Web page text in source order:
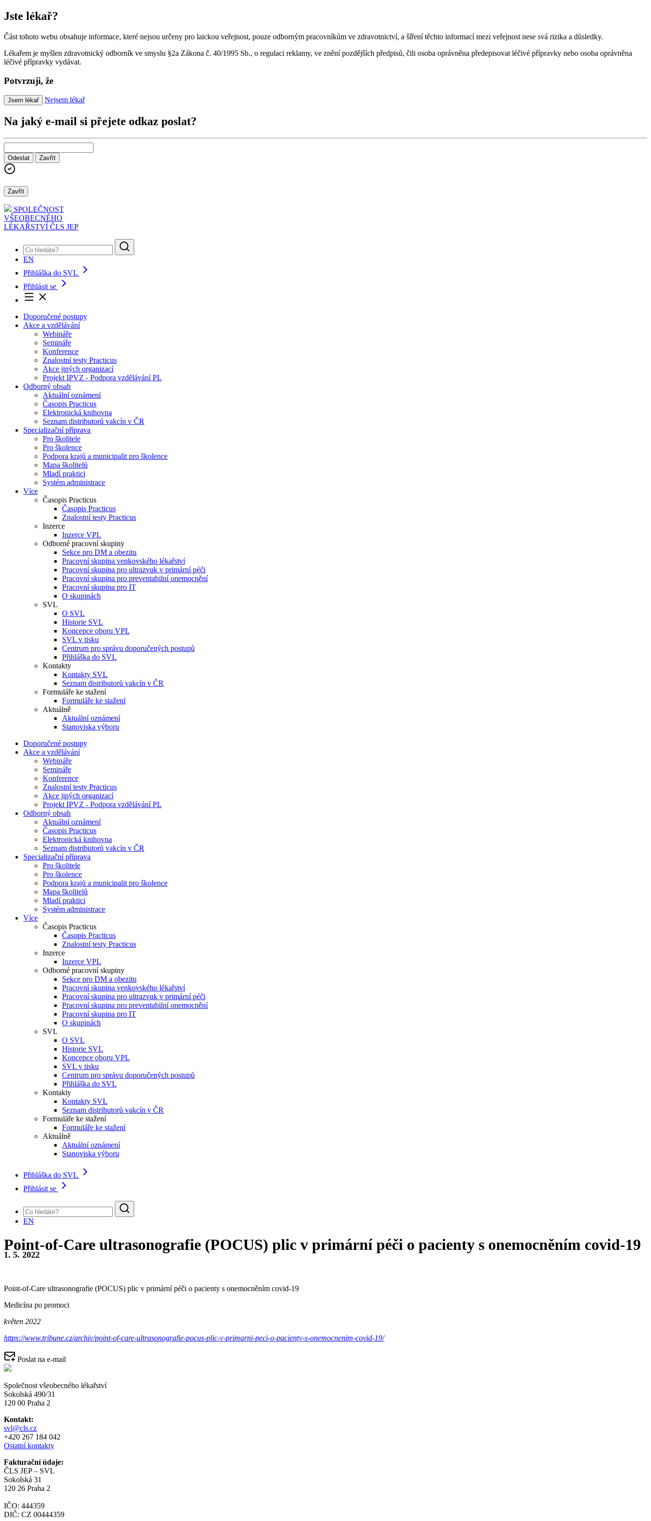
Jste lékař?
Část tohoto webu obsahuje informace, které nejsou určeny pro laickou veřejnost, pouze odborným pracovníkům ve zdravotnictví, a šíření těchto informací mezi veřejnost nese svá rizika a důsledky.
Lékařem je myšlen zdravotnický odborník ve smyslu §2a Zákona č. 40/1995 Sb., o regulaci reklamy, ve znění pozdějších předpisů, čili osoba oprávněna předepisovat léčivé přípravky nebo osoba oprávněna
léčivé přípravky vydávat.
Potvrzuji, že
Jsem lékař Nejsem lékař
Na jaký e-mail si přejete odkaz poslat?
Odeslat Zavřít
Zavřít
SPOLEČNOST
VŠEOBECNÉHO
LÉKAŘSTVÍ ČLS JEP
EN
Přihláška do SVL
Přihlásit se
Doporučené postupy
Akce a vzdělávání
Webináře
Semináře
Konference
Znalostní testy Practicus
Akce jiných organizací
Projekt IPVZ - Podpora vzdělávání PL
Odborný obsah
Aktuální oznámení
Časopis Practicus
Elektronická knihovna
Seznam distributorů vakcín v ČR
Specializační příprava
Pro školitele
Pro školence
Podpora krajů a municipalit pro školence
Mapa školitelů
Mladí praktici
Systém administrace
Více
Časopis Practicus
Časopis Practicus
Znalostní testy Practicus
Inzerce
Inzerce VPL
Odborné pracovní skupiny
Sekce pro DM a obezitu
Pracovní skupina venkovského lékařství
Pracovní skupina pro ultrazvuk v primární péči
Pracovní skupina pro preventabilní onemocnění
Pracovní skupina pro IT
O skupinách
SVL
O SVL
Historie SVL
Koncepce oboru VPL
SVL v tisku
Centrum pro správu doporučených postupů
Přihláška do SVL
Kontakty
Kontakty SVL
Seznam distributorů vakcín v ČR
Formuláře ke stažení
Formuláře ke stažení
Aktuálně
Aktuální oznámení
Stanoviska výboru
Doporučené postupy
Akce a vzdělávání
Webináře
Semináře
Konference
Znalostní testy Practicus
Akce jiných organizací
Projekt IPVZ - Podpora vzdělávání PL
Odborný obsah
Aktuální oznámení
Časopis Practicus
Elektronická knihovna
Seznam distributorů vakcín v ČR
Specializační příprava
Pro školitele
Pro školence
Podpora krajů a municipalit pro školence
Mapa školitelů
Mladí praktici
Systém administrace
Více
Časopis Practicus
Časopis Practicus
Znalostní testy Practicus
Inzerce
Inzerce VPL
Odborné pracovní skupiny
Sekce pro DM a obezitu
Pracovní skupina venkovského lékařství
Pracovní skupina pro ultrazvuk v primární péči
Pracovní skupina pro preventabilní onemocnění
Pracovní skupina pro IT
O skupinách
SVL
O SVL
Historie SVL
Koncepce oboru VPL
SVL v tisku
Centrum pro správu doporučených postupů
Přihláška do SVL
Kontakty
Kontakty SVL
Seznam distributorů vakcín v ČR
Formuláře ke stažení
Formuláře ke stažení
Aktuálně
Aktuální oznámení
Stanoviska výboru
Přihláška do SVL
Přihlásit se
EN
Point‑of‑Care ultrasonografie (POCUS) plic v primární péči o pacienty s onemocněním covid‑19
1. 5. 2022
Point‑of‑Care ultrasonografie (POCUS) plic v primární péči o pacienty s onemocněním covid‑19
Medicína po promoci
květen 2022
https://www.tribune.cz/archiv/point-of-care-ultrasonografie-pocus-plic-v-primarni-peci-o-pacienty-s-onemocnenim-covid-19/
Poslat na e-mail
Společnost všeobecného lékařství
Sokolská 490/31
120 00 Praha 2
Kontakt:
svl@cls.cz
+420 267 184 042
Ostatní kontakty
Fakturační údaje:
ČLS JEP – SVL
Sokolská 31
120 26 Praha 2
IČO: 444359
DIČ: CZ 00444359